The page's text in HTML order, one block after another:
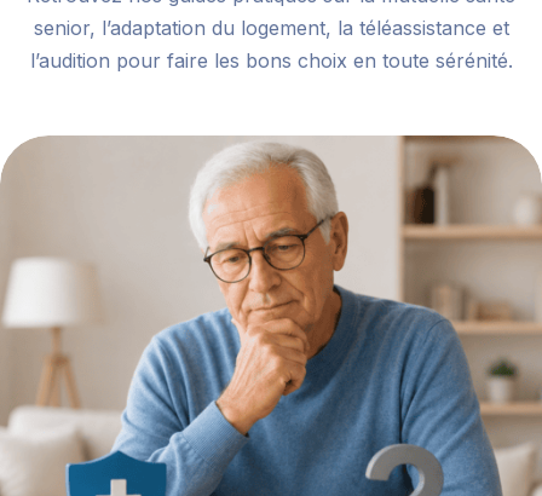
senior, l’adaptation du logement, la téléassistance et
l’audition pour faire les bons choix en toute sérénité.